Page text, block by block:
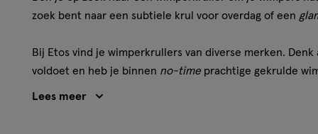
zoek bent naar een subtiele krul voor overdag of een
Bij Etos vind je wimperkrullers van diverse merken.
voldoet en heb je binnen no-timeprachtige gekrulde
De beste wimperkruller